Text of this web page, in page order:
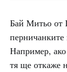
Бай Митьо от
перничанките
Например, ако
тя ще откаже